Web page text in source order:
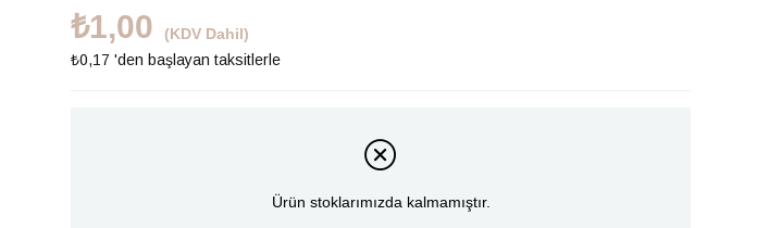
₺1,00
(KDV Dahil)
₺0,17 'den başlayan taksitlerle
Ürün stoklarımızda kalmamıştır.